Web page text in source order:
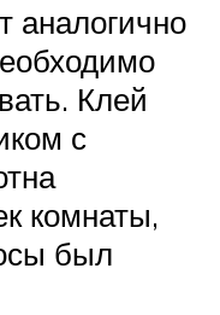
аналогично
Клей
с
комнаты,
был